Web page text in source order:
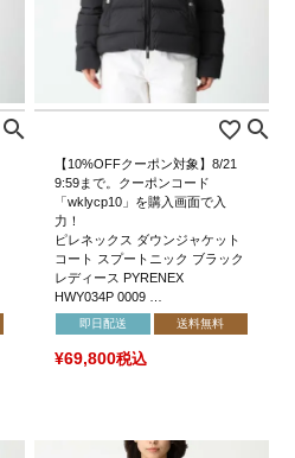
【10%OFFクーポン対象】8/21
9:59まで。クーポンコード
「wklycp10」を購入画面で入
力！
ピレネックス ダウンジャケット
コート スプートニック ブラック
レディース PYRENEX
HWY034P 0009 …
即日配送 送料無料
¥69,800税込